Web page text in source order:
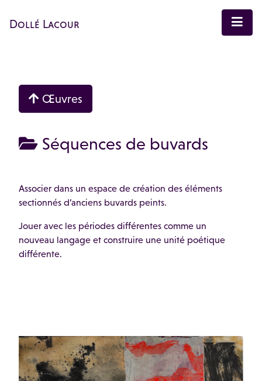
Dollé Lacour
Œuvres
Séquences de buvards
Associer dans un espace de création des éléments
sectionnés d’anciens buvards peints.
Jouer avec les périodes différentes comme un
nouveau langage et construire une unité poétique
différente.